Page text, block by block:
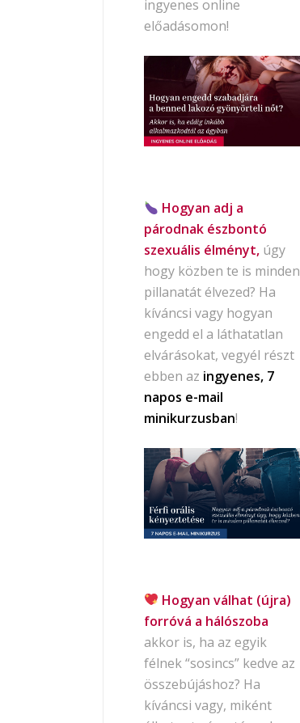
ingyenes online
előadásomon!
Hogyan adj a
párodnak észbontó
szexuális élményt, úgy
hogy közben te is minden
pillanatát élvezed? Ha
kíváncsi vagy hogyan
engedd el a láthatatlan
elvárásokat, vegyél részt
ebben az ingyenes, 7
napos e-mail
minikurzusban!
Hogyan válhat (újra)
forróvá a hálószoba
akkor is, ha az egyik
félnek “sosincs” kedve az
összebújáshoz? Ha
kíváncsi vagy, miként